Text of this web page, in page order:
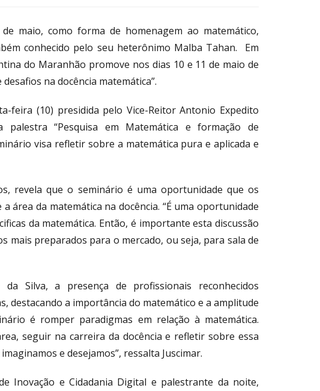
maio, como forma de homenagem ao matemático,
conhecido pelo seu heterônimo Malba Tahan. Em
do Maranhão promove nos dias 10 e 11 de maio de
na docência matemática”.
feira (10) presidida pelo Vice-Reitor Antonio Expedito
“Pesquisa em Matemática e formação de
visa refletir sobre a matemática pura e aplicada e
revela que o seminário é uma oportunidade que os
da matemática na docência. “É uma oportunidade
da matemática. Então, é importante esta discussão
mais preparados para o mercado, ou seja, para sala de
Silva, a presença de profissionais reconhecidos
destacando a importância do matemático e a amplitude
é romper paradigmas em relação à matemática.
seguir na carreira da docência e refletir sobre essa
e desejamos”, ressalta Juscimar.
Inovação e Cidadania Digital e palestrante da noite,